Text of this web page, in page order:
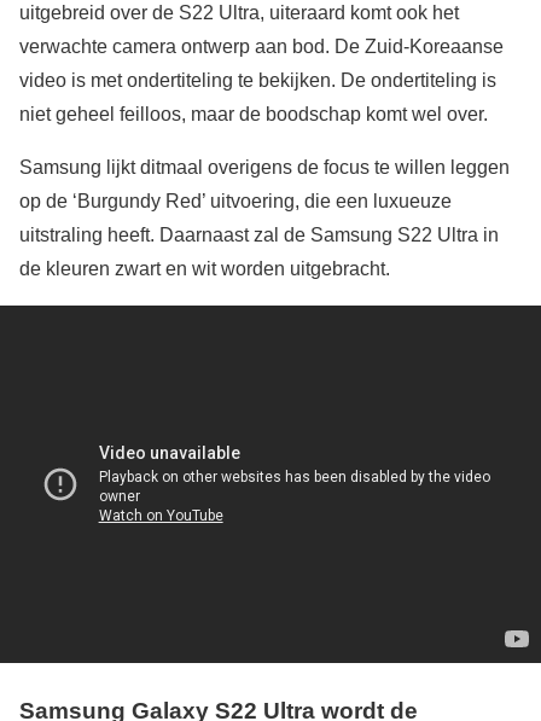
uitgebreid over de S22 Ultra, uiteraard komt ook het
verwachte camera ontwerp aan bod. De Zuid-Koreaanse
video is met ondertiteling te bekijken. De ondertiteling is
niet geheel feilloos, maar de boodschap komt wel over.
Samsung lijkt ditmaal overigens de focus te willen leggen
op de ‘Burgundy Red’ uitvoering, die een luxueuze
uitstraling heeft. Daarnaast zal de Samsung S22 Ultra in
de kleuren zwart en wit worden uitgebracht.
Samsung Galaxy S22 Ultra wordt de